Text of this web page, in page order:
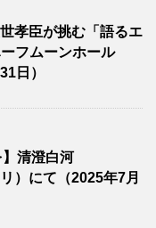
孝臣が挑む「語るエ
フムーンホール
日）
】清澄白河
）にて（2025年7月